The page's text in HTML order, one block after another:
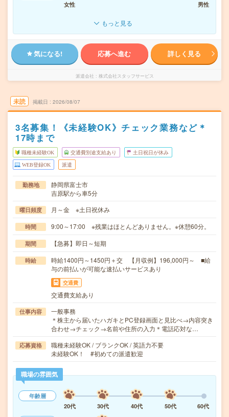
女性
男性
もっと見る
気になる! 応募へ進む 詳しく見る
派遣会社 株式会社スタッフサービス
未読 掲載日 2026/08/07
3名募集！《未経験OK》チェック業務など＊
17時まで
職種未経験OK 交通費別途支給あり 土日祝日が休み
WEB登録OK 派遣
勤務地
静岡県富士市
吉原駅から車5分
曜日頻度 月～金 ※土日祝休み
時間 9:00～17:00 ※残業はほとんどありません。※休憩60分。
期間 【急募】即日～短期
時給
時給1400円～1450円＋交 【月収例】196,000円～ ■給
与の前払いが可能な速払いサービスあり
交通費
交通費支給あり
仕事内容
一般事務
＊株主から届いたハガキとPC登録画面と見比べ→内容突き
合わせ→チェック→名前や住所の入力＊電話応対な…
応募資格
職種未経験OK / ブランクOK / 英語力不要
未経験OK！ #初めての派遣歓迎
職場の雰囲気
年齢層
20代
30代 40代 50代
60代